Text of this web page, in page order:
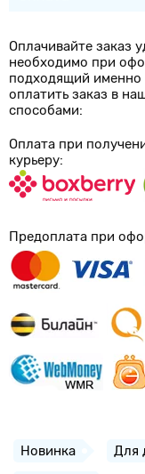
Оплачивайте заказ
необходимо при
подходящий
оплатить заказ в
способами:
Оплата при
курьеру:
Предоплата при
Новинка Для